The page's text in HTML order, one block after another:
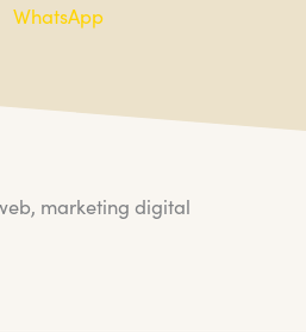
WhatsApp
marketing digital